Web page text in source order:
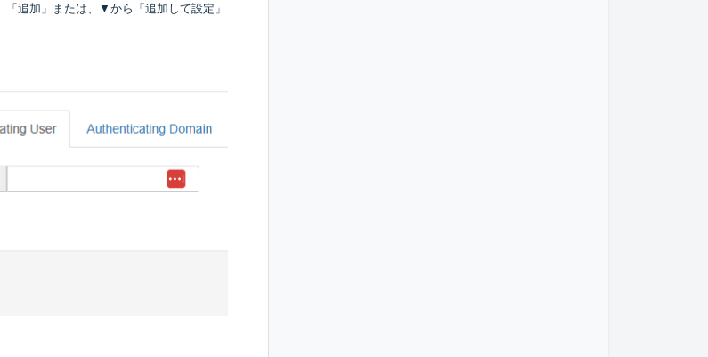
「追加」または、▼から「追加して設定」